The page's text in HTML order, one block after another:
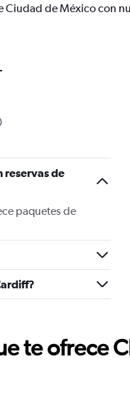
Ciudad de México con
reservas de
paquetes de
te ofrece